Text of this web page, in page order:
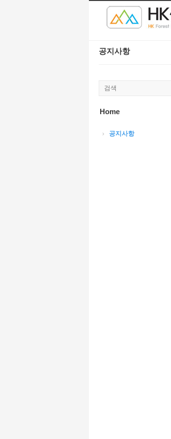
공지사항
Home
공지사항
Sketchbook5, 스케치북5
Sketchbook5, 스케치북5
Sketchbook5, 스케치북5
Sketchbook5, 스케치북5